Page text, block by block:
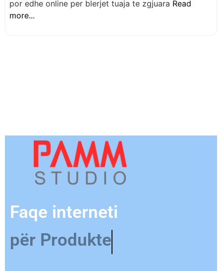
por edhe online per blerjet tuaja te zgjuara Read
more...
Faqe interneti
për Produkte